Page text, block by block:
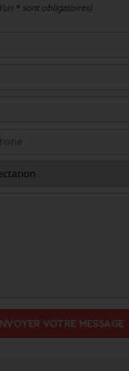
* sont obligatoires)